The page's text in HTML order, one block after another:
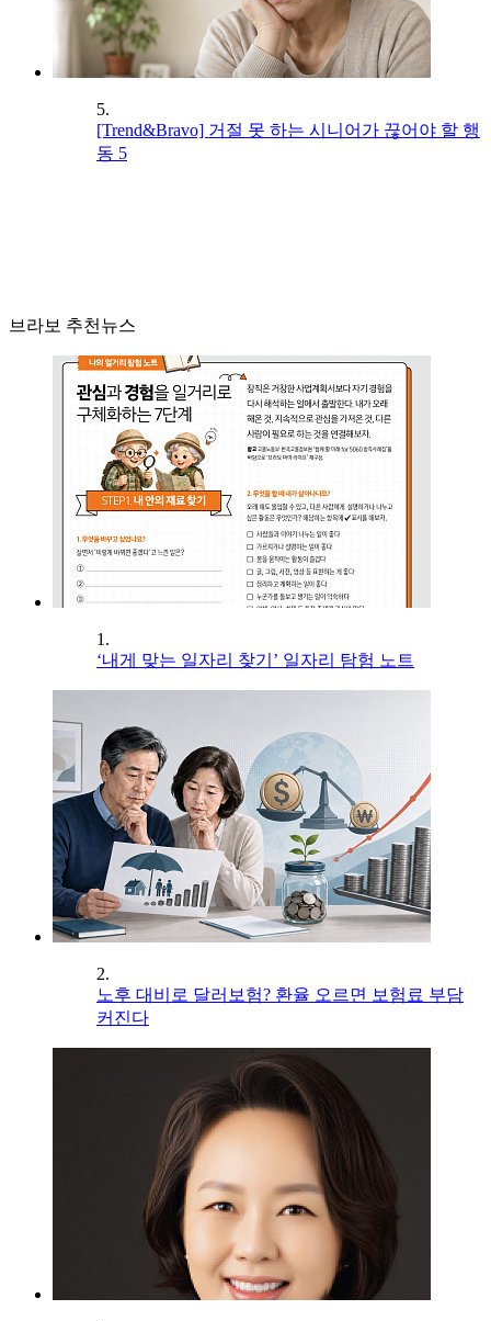
5.
[Trend&Bravo] 거절 못 하는 시니어가 끊어야 할 행
동 5
브라보 추천뉴스
1.
‘내게 맞는 일자리 찾기’ 일자리 탐험 노트
2.
노후 대비로 달러보험? 환율 오르면 보험료 부담
커진다